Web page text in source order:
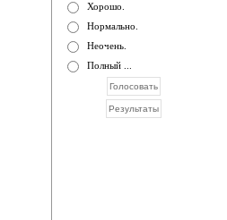
Хорошо.
Нормально.
Неочень.
Полный ...